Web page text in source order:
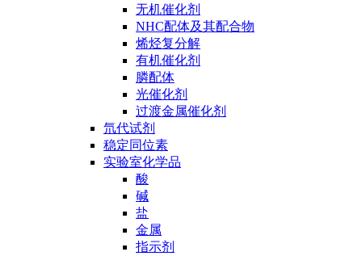
无机催化剂
NHC配体及其配合物
烯烃复分解
有机催化剂
膦配体
光催化剂
过渡金属催化剂
氘代试剂
稳定同位素
实验室化学品
酸
碱
盐
金属
指示剂